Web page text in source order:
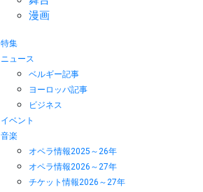
漫画
特集
ニュース
ベルギー記事
ヨーロッパ記事
ビジネス
イベント
音楽
オペラ情報2025～26年
オペラ情報2026～27年
チケット情報2026～27年